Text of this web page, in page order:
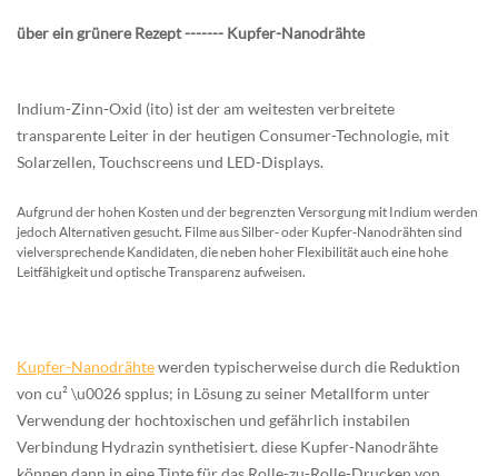
über ein grünere Rezept ------- Kupfer-Nanodrähte
Indium-Zinn-Oxid (ito) ist der am weitesten verbreitete
transparente Leiter in der heutigen Consumer-Technologie, mit
Solarzellen, Touchscreens und LED-Displays.
Aufgrund der hohen Kosten und der begrenzten Versorgung mit Indium werden
jedoch Alternativen gesucht. Filme aus Silber- oder Kupfer-Nanodrähten sind
vielversprechende Kandidaten, die neben hoher Flexibilität auch eine hohe
Leitfähigkeit und optische Transparenz aufweisen.
Kupfer-Nanodrähtewerden typischerweise durch die Reduktion
von cu² \u0026 spplus; in Lösung zu seiner Metallform unter
Verwendung der hochtoxischen und gefährlich instabilen
Verbindung Hydrazin synthetisiert. diese Kupfer-Nanodrähte